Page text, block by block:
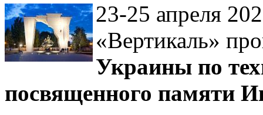
23-25 апреля
«Вертикаль»
Украины по
посвященного памяти